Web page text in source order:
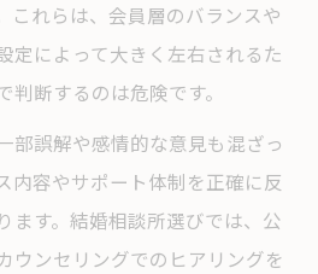
齢別メリットと注意点
齢不利をカバーする方法
さえるべき選択ポイント
婚を目指す人の選択基準
婚率を高めるための工夫
敗しない選択のポイント
これらは、会員層のバランスや
定によって大きく左右されるた
断するのは危険です。
部誤解や感情的な意見も混ざっ
内容やサポート体制を正確に反
ます。結婚相談所選びでは、公
ウンセリングでのヒアリングを